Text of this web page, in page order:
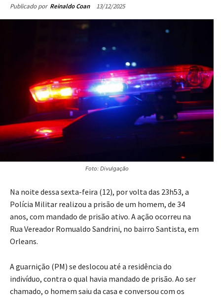
Publicado por Reinaldo Coan 13/12/2025
Foto: Divulgação
Na noite dessa sexta-feira (12), por volta das 23h53, a
Polícia Militar realizou a prisão de um homem, de 34
anos, com mandado de prisão ativo. A ação ocorreu na
Rua Vereador Romualdo Sandrini, no bairro Santista, em
Orleans.
A guarnição (PM) se deslocou até a residência do
indivíduo, contra o qual havia mandado de prisão. Ao ser
chamado, o homem saiu da casa e conversou com os